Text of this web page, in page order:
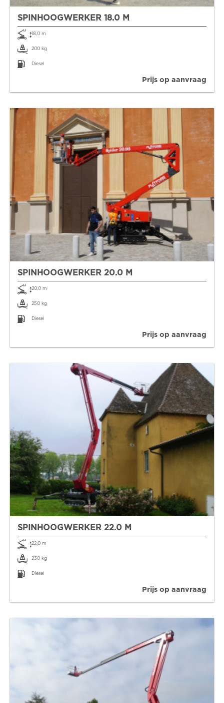
SPINHOOGWERKER 18.0 M
18,0 m
200 kg
Diesel
Prijs op aanvraag
SPINHOOGWERKER 20.0 M
20,0 m
250 kg
Diesel
Prijs op aanvraag
SPINHOOGWERKER 22.0 M
22,0 m
230 kg
Diesel
Prijs op aanvraag